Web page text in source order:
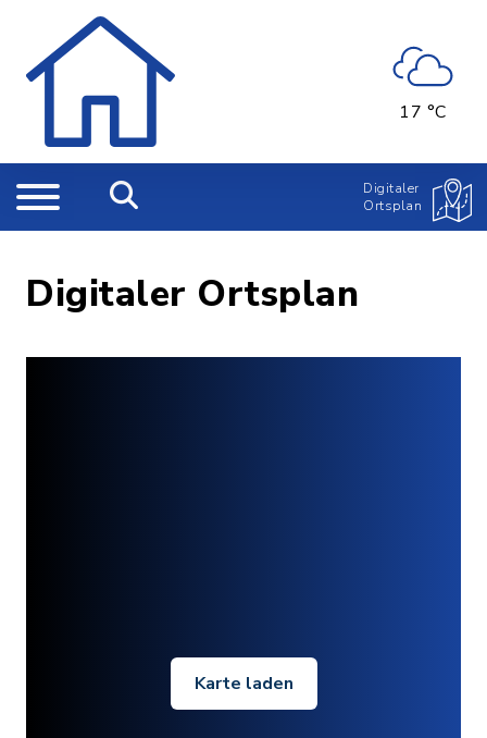
17 °C
Digitaler
Ortsplan
Digitaler Ortsplan
Karte laden